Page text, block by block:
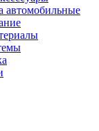
автомобильные